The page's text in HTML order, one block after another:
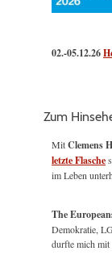
02.-05.12.26
Zum
MitClemens
letzte Flasche
im Leben
The
Demokratie,
durfte mich mit